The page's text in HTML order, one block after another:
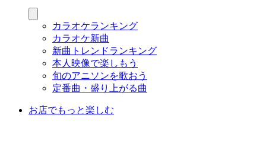
カラオケランキング
カラオケ新曲
新曲トレンドランキング
本人映像で楽しもう
旬のアニソンを歌おう
定番曲・盛り上がる曲
お店でもっと楽しむ